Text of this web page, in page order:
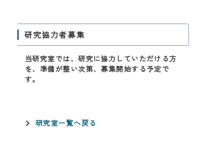
研究協力者募集
当研究室では、研究に協力していただける方
を、準備が整い次第、募集開始する予定で
す。
研究室一覧へ戻る